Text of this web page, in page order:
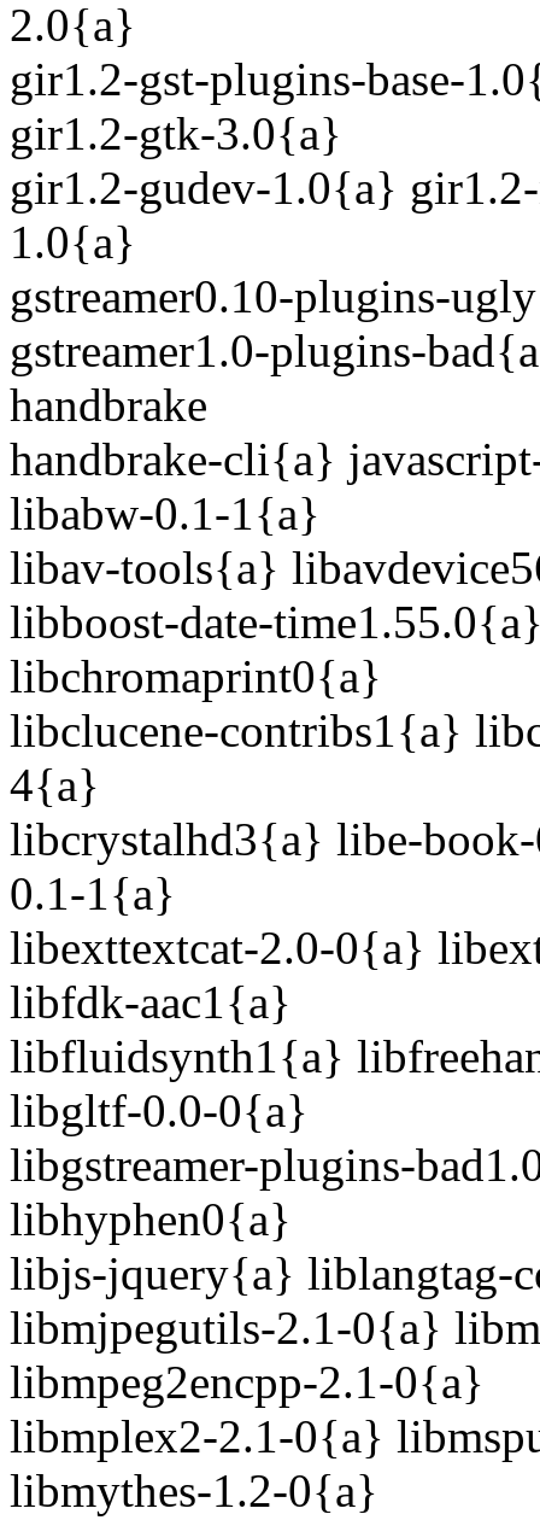
2.0{a}
gir1.2-gst-plugins-base-
gir1.2-gtk-3.0{a}
gir1.2-gudev-1.0{a}
1.0{a}
gstreamer0.10-plugins-
gstreamer1.0-plugins-
handbrake
handbrake-cli{a}
libabw-0.1-1{a}
libav-tools{a}
libboost-date-
libchromaprint0{a}
libclucene-contribs1{a}
4{a}
libcrystalhd3{a} libe-
0.1-1{a}
libexttextcat-2.0-0{a}
libfdk-aac1{a}
libfluidsynth1{a}
libgltf-0.0-0{a}
libgstreamer-plugins-
libhyphen0{a}
libjs-jquery{a} liblangtag-
libmjpegutils-2.1-0{a}
libmpeg2encpp-2.1-0{a}
libmplex2-2.1-0{a}
libmythes-1.2-0{a}